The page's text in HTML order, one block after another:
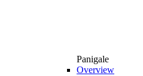
Panigale
Overview